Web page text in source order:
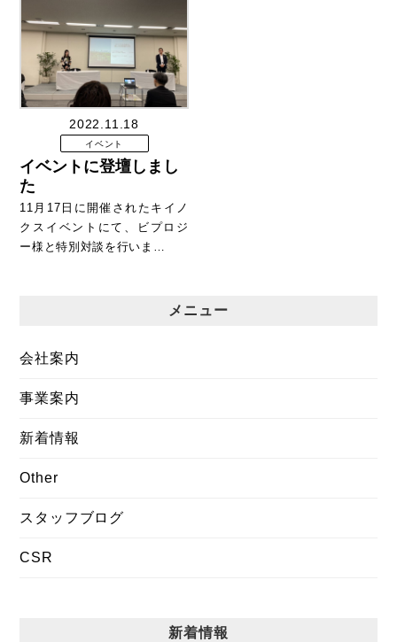
2022.11.18
イベント
イベントに登壇しまし
た
11月17日に開催されたキイノ
クスイベントにて、ビプロジ
ー様と特別対談を行いま…
メニュー
会社案内
事業案内
新着情報
Other
スタッフブログ
CSR
新着情報